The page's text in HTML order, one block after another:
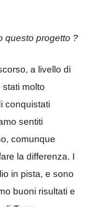
questo progetto ?
a livello di
molto
conquistati
sentiti
comunque
la differenza. I
in pista, e sono
buoni risultati e